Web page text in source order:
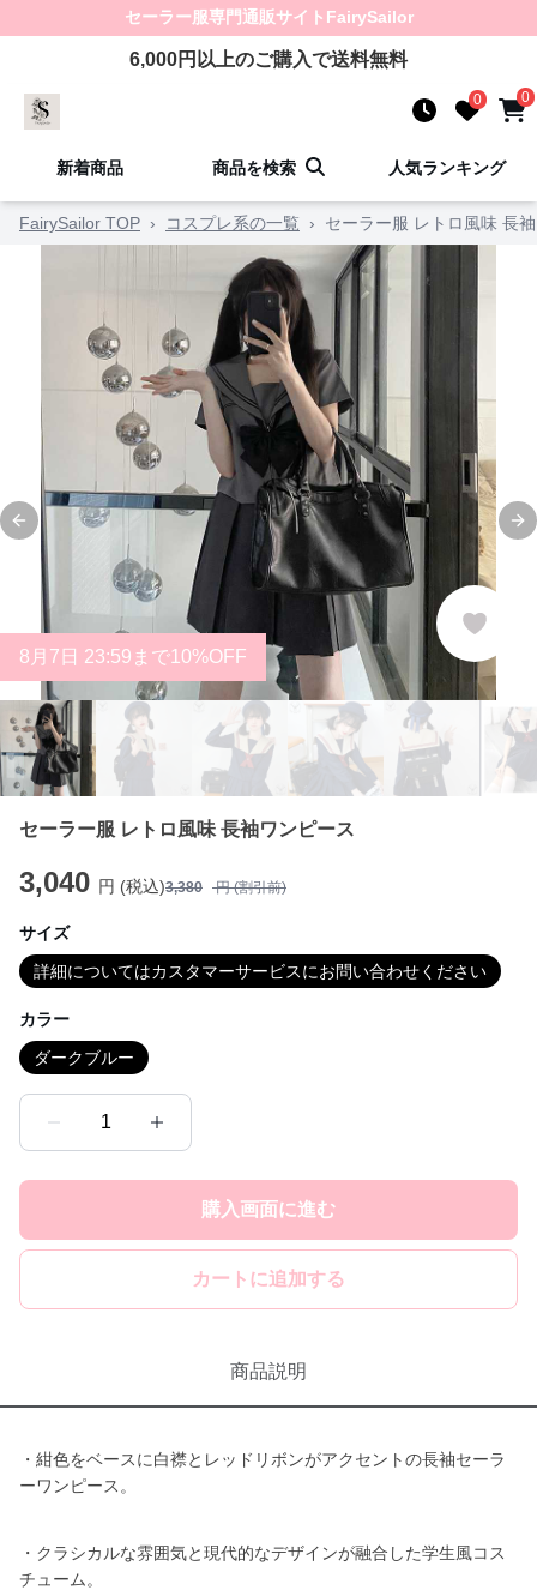
セーラー服専門通販サイト FairySailor
6,000円以上のご購入で送料無料
0 0
新着商品 商品を検索 人気ランキング
FairySailor TOP › コスプレ系の一覧 › セーラー服 レトロ風味 長
Previous slide
8 月 7 日 23:59まで10%OFF
セーラー服 レトロ風味 長袖ワンピース
3,040 円 (税込)3,380 円 (割引前)
サイズ
詳細についてはカスタマーサービスにお問い合わせください
カラー
ダークブルー
1
購入画面に進む
カートに追加する
商品説明
・紺色をベースに白襟とレッドリボンがアクセントの長袖セーラ
ーワンピース。
・クラシカルな雰囲気と現代的なデザインが融合した学生風コス
チューム。